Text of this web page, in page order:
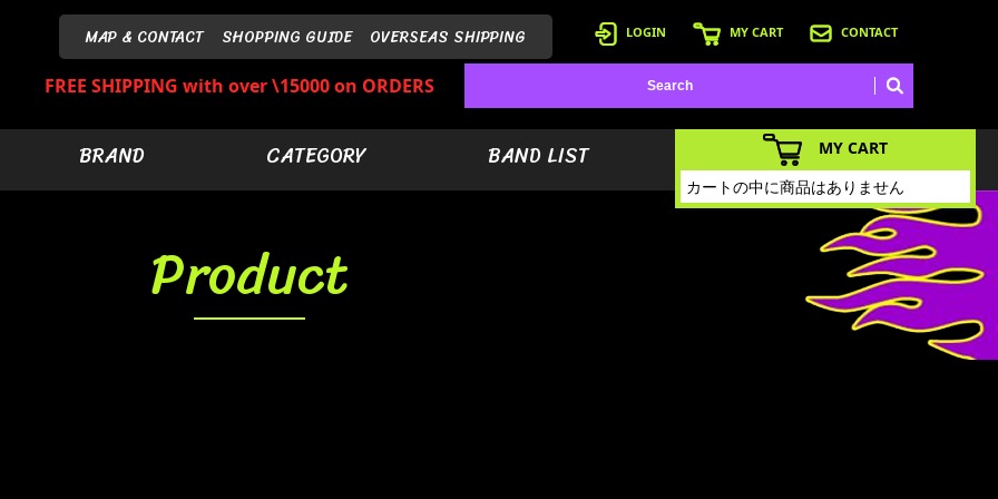
MAP & CONTACT SHOPPING GUIDE OVERSEAS SHIPPING LOGIN MY CART CONTACT
FREE SHIPPING with over \15000 on ORDERS
BRAND CATEGORY BAND LIST
Product
MY CART
カートの中に商品はありません